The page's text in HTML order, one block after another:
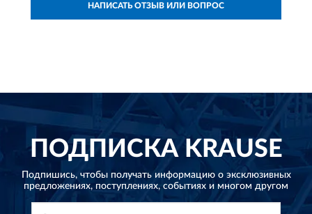
НАПИСАТЬ ОТЗЫВ ИЛИ ВОПРОС
ПОДПИСКАKRAUSE
Подпишись, чтобы получать информацию о эксклюзивных
предложениях, поступлениях, событиях и многом другом